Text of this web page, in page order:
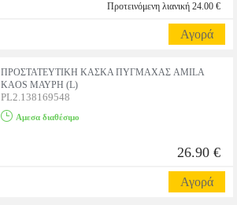
Προτεινόμενη λιανική 24.00 €
Αγορά
ΠΡΟΣΤΑΤΕΥΤΙΚΗ ΚΑΣΚΑ ΠΥΓΜΑΧΑΣ AMILA
KAOS ΜΑΥΡΗ (L)
PL2.138169548
Αμεσα διαθέσιμο
26.90 €
Αγορά